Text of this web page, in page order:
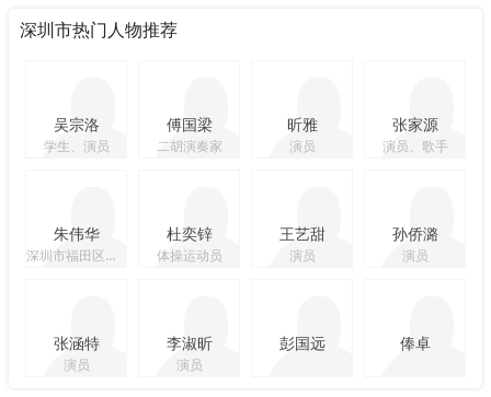
深圳市热门人物推荐
吴宗洛
学生、演员
傅国梁
二胡演奏家
昕雅
演员
张家源
演员、歌手
朱伟华
深圳市福田区党组成员、副区长
杜奕锌
体操运动员
王艺甜
演员
孙侨潞
演员
张涵特
演员
李淑昕
演员
彭国远 俸卓